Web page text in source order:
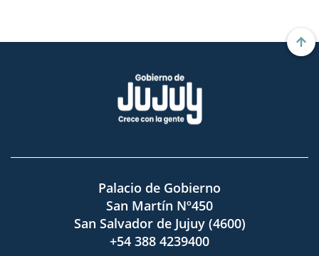
Palacio de Gobierno
San Martín Nº450
San Salvador de Jujuy (4600)
+54 388 4239400